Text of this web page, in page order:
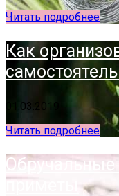
Читать подробнее
Как
01.03.2019
Читать подробнее
Обручальные
приметы